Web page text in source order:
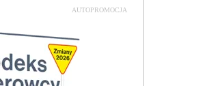
AUTOPROMOCJA